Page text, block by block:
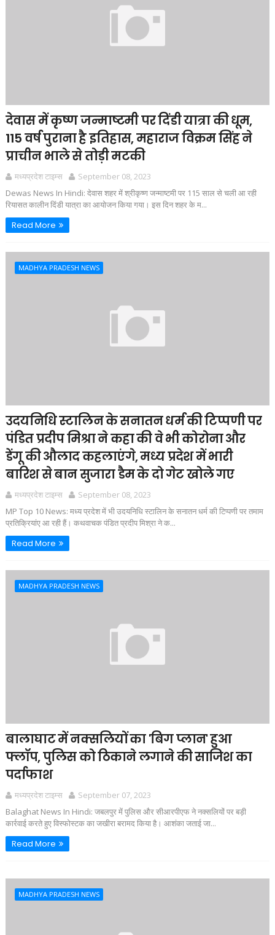
देवास में कृष्ण जन्माष्टमी पर दिंडी यात्रा की धूम,
115 वर्ष पुराना है इतिहास, महाराज विक्रम सिंह ने
प्राचीन भाले से तोड़ी मटकी
मध्यप्रदेश टाइम्स
September 08, 2023
Dewas News In Hindi: देवास शहर में श्रीकृष्ण जन्माष्टमी पर 115 साल से चली आ रही
रियासत कालीन दिंडी यात्रा का आयोजन किया गया। इस दिन शहर के म...
Read More
MADHYA PRADESH NEWS
उदयनिधि स्टालिन के सनातन धर्म की टिप्पणी पर
पंडित प्रदीप मिश्रा ने कहा की वे भी कोरोना और
डेंगू की औलाद कहलाएंगे, मध्य प्रदेश में भारी
बारिश से बान सुजारा डैम के दो गेट खोले गए
मध्यप्रदेश टाइम्स
September 08, 2023
MP Top 10 News: मध्य प्रदेश में भी उदयनिधि स्टालिन के सनातन धर्म की टिप्पणी पर तमाम
प्रतिक्रियांए आ रही हैं। कथवाचक पंडित प्रदीप मिश्रा ने क...
Read More
MADHYA PRADESH NEWS
बालाघाट में नक्सलियों का 'बिग प्लान' हुआ
फ्लॉप, पुलिस को ठिकाने लगाने की साजिश का
पर्दाफाश
मध्यप्रदेश टाइम्स
September 07, 2023
Balaghat News In Hindi: जबलपुर में पुलिस और सीआरपीएफ ने नक्सलियों पर बड़ी
कार्रवाई करते हुए विस्फोस्टक का जखीरा बरामद किया है। आशंका जताई जा...
Read More
MADHYA PRADESH NEWS